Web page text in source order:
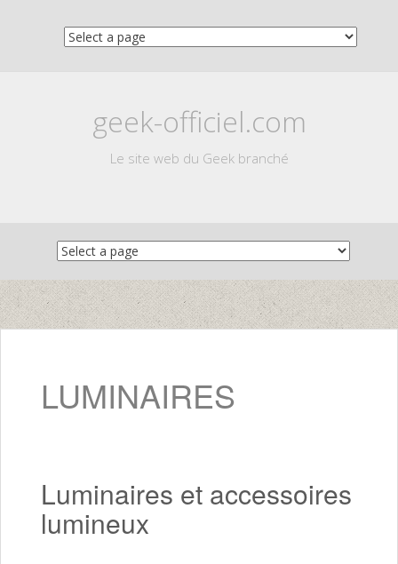
geek-officiel.com
Le site web du Geek branché
content
LUMINAIRES
Luminaires et accessoires
lumineux